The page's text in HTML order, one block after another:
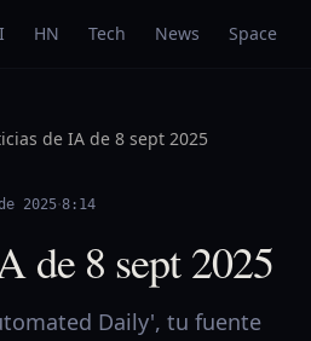
HN Tech News Space
de IA de 8 sept 2025
2025·8:14
de 8 sept 2025
Daily', tu fuente